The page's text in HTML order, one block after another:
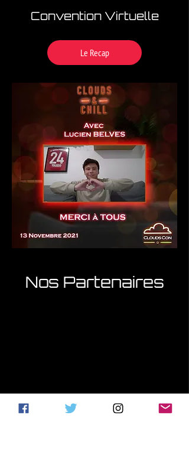
Convention Virtuelle
Le Recap
Nos Partenaires